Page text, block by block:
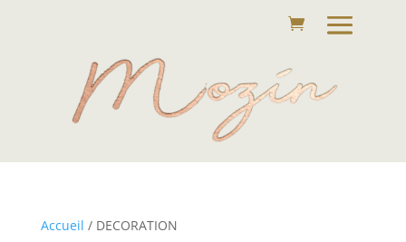
Accueil / DECORATION